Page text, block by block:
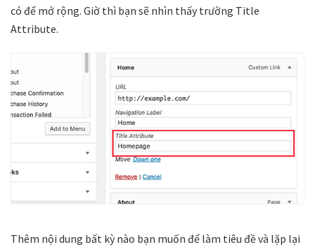
có để mở rộng. Giờ thì bạn sẽ nhìn thấy trường Title
Attribute.
Thêm nội dung bất kỳ nào bạn muốn để làm tiêu đề và lặp lại